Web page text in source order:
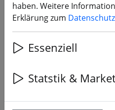
haben. Weitere
Erklärung zum Datenschutz
Essenziell
Statstik &